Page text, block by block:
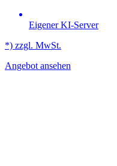
Eigener KI-Server
*) zzgl. MwSt.
Angebot ansehen